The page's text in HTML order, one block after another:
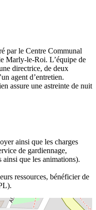
par le Centre Communal
Marly-le-Roi. L’équipe de
directrice, de deux
agent d’entretien.
assure une astreinte de nuit
ainsi que les charges
de gardiennage,
ainsi que les animations).
ressources, bénéficier de